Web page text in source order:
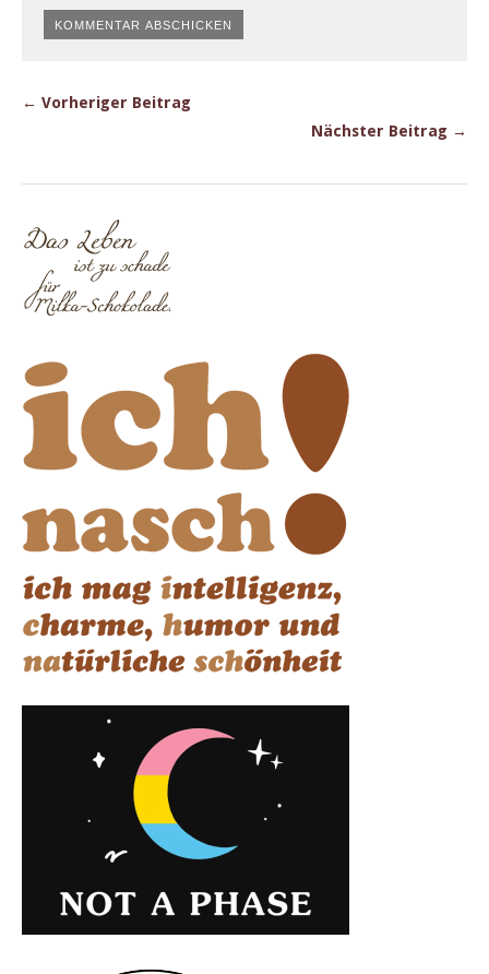
← Vorheriger Beitrag
Nächster Beitrag →